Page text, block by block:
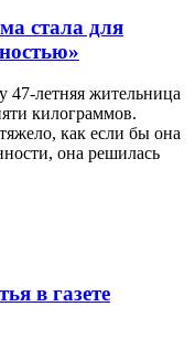
стала для
летняя жительница
килограммов.
как если бы она
она решилась
в газете